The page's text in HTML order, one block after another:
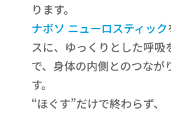
ります。
ナボソ ニューロスティック
スに、ゆっくりとした呼吸
で、身体の内側とのつなが
す。
“ほぐす”だけで終わらず